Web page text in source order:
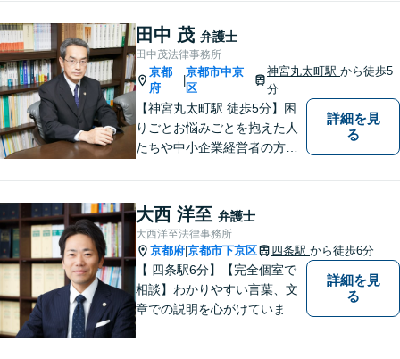
田中 茂 弁護士
田中茂法律事務所
京都
府
|
京都市中京
区
神宮丸太町駅から徒歩5
分
【神宮丸太町駅 徒歩5分】困
りごとお悩みごとを抱えた人
たちや中小企業経営者の方々
寧をモットーとして全力でそ
の解決にあたります。どんな
に困難でも、常に明るく、前
向きな気持ちをもって、ご依
頼者様とともにより良い解決
を目指します。
詳細を見
る
大西 洋至 弁護士
大西洋至法律事務所
京都府 京都市下京区 四条駅 から徒歩6分
【 四条駅6分】【完全個室で
相談】わかりやすい言葉、文
章での説明を心がけていま
詳細を見
る